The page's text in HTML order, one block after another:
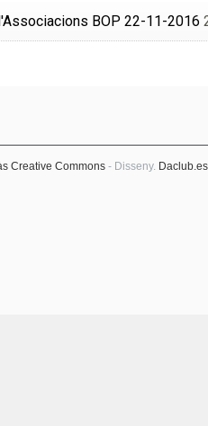
BOP 22-11-2016
Creative Commons - Disseny. Daclub.es